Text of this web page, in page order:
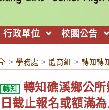
行政單位 校園公告
> 學務處 > 體育組 > 轉知轉
轉知
轉知礁溪鄉公
日截止報名或額滿